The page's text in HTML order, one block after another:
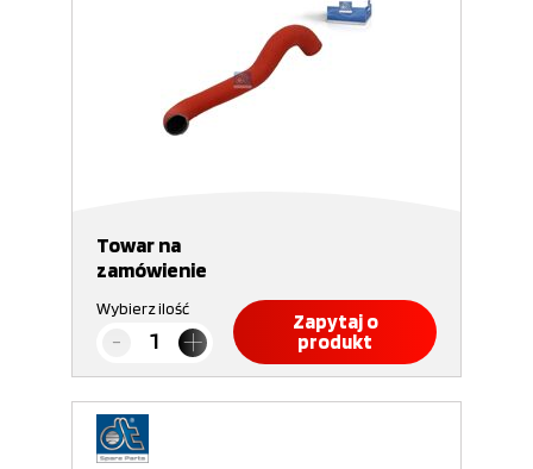
Towar na
zamówienie
Wybierz ilość
Zapytaj o
produkt